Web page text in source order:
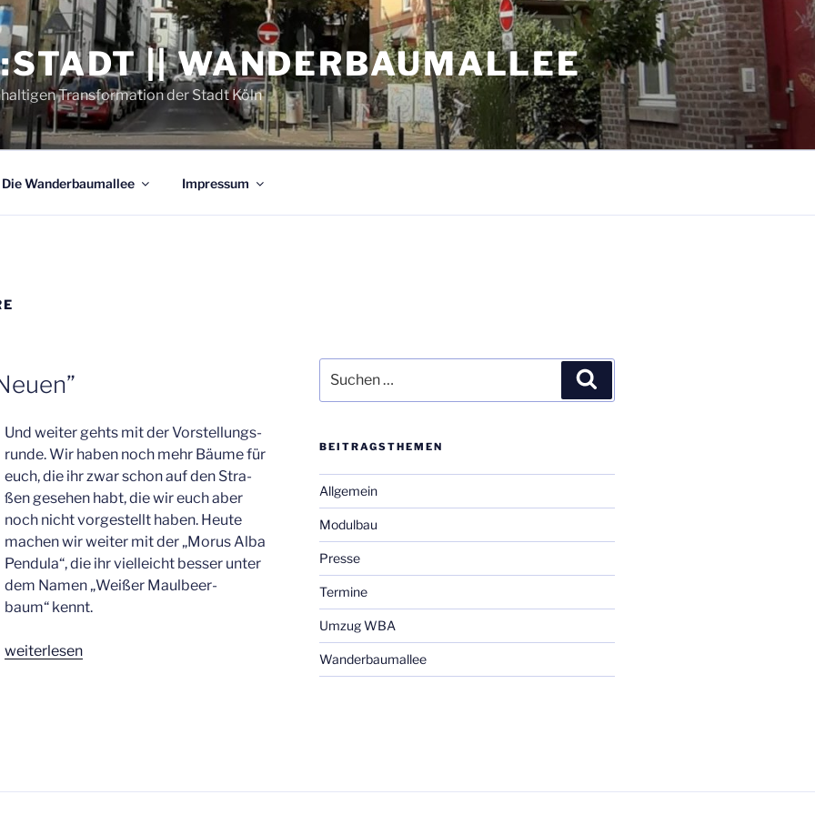
|| WANDERBAUMALLEE
Transformation der Stadt Köln
Die Wan­der­baum­al­lee Impres­sum
Und wei­ter gehts mit der Vor­stel­lungs­
run­de. Wir haben noch mehr Bäu­me für
euch, die ihr zwar schon auf den Stra­
ßen gese­hen habt, die wir euch aber
noch nicht vor­ge­stellt haben. Heu­te
machen wir wei­ter mit der „Morus Alba
Pen­du­la“, die ihr viel­leicht bes­ser unter
dem Namen „Wei­ßer Maul­beer­
baum“ kennt.
„“Hal­
wei­ter­le­sen
nach:
BEI­TRAGS­THE­MEN
Allgemein
Modulbau
Presse
Termine
Umzug WBA
Wanderbaumallee